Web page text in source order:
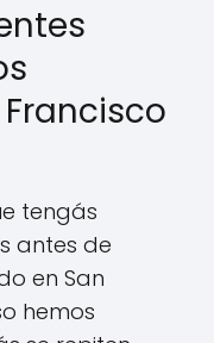
tengás
antes de
en San
hemos